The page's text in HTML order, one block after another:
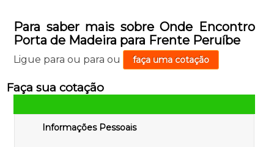
Para saber mais sobre Onde Encontro
Porta de Madeira para Frente Peruíbe
Ligue para ou para ou faça uma cotação
Faça sua cotação
Informações Pessoais